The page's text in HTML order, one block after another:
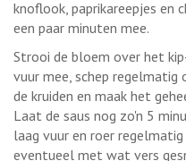
knoflook, paprikareepjes en
een paar minuten mee.
Strooi de bloem over het
vuur mee, schep regelmatig
de kruiden en maak het
Laat de saus nog zo'n 5
laag vuur en roer
eventueel met wat vers